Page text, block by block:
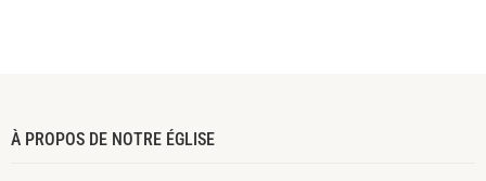
À PROPOS DE NOTRE ÉGLISE